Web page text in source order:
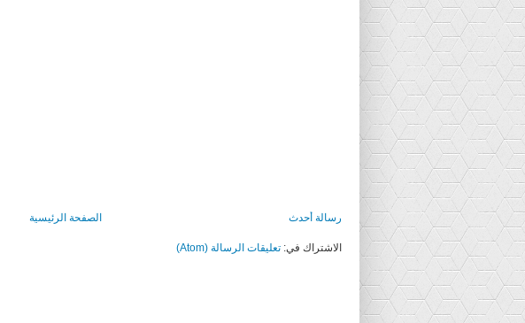
رسالة أحدث الصفحة الرئيسية
الاشتراك في: تعليقات الرسالة (Atom)